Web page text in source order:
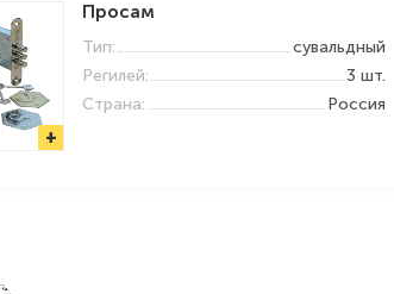
+
Просам
Тип:
сувальдный
Регилей:
3 шт.
Страна:
Россия